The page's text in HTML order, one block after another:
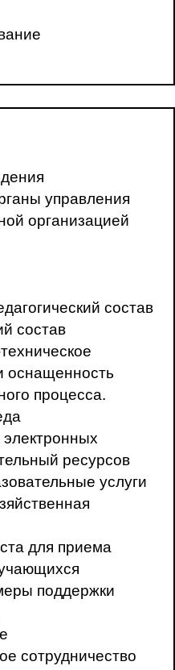
управления
организацией
состав
состав
оснащенность
процесса.
ресурсов
услуги
для приема
поддержки
сотрудничество